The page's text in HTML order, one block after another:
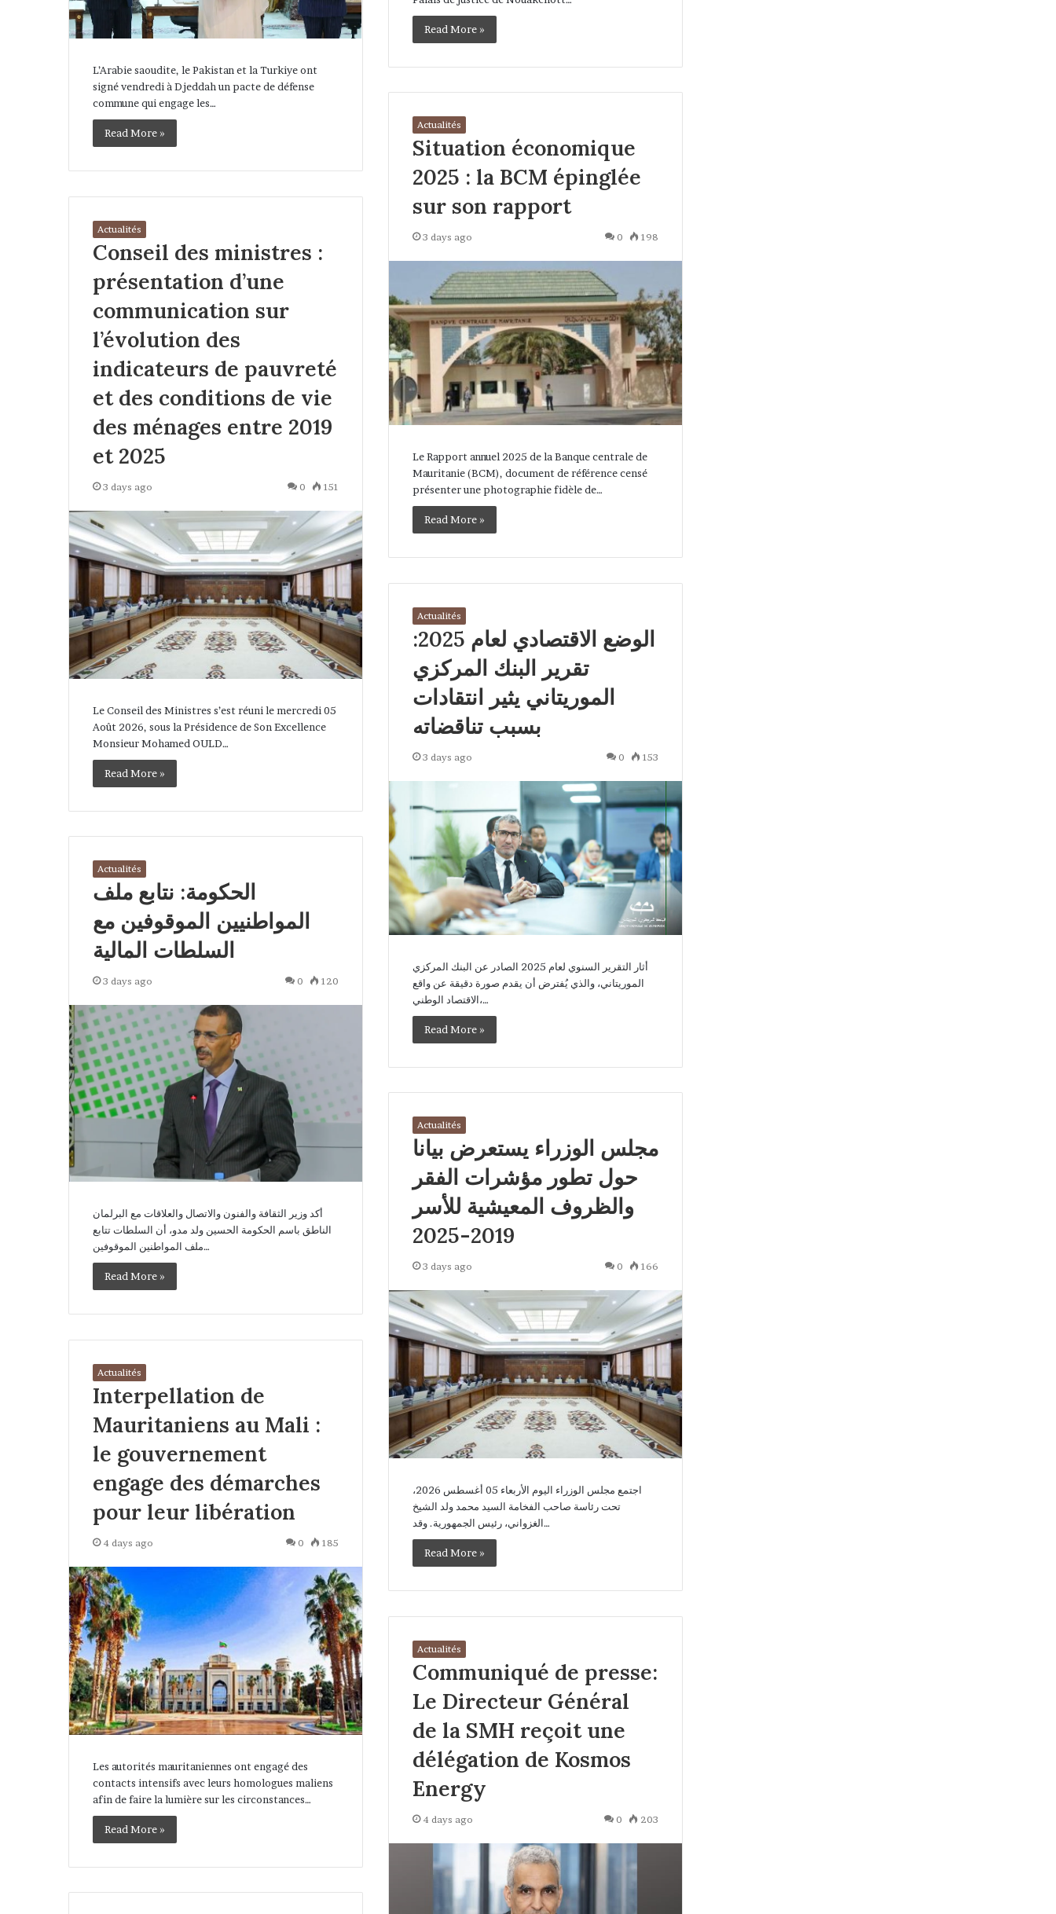
L’Arabie saoudite, le Pakistan et la Turkiye ont
signé vendredi à Djeddah un pacte de défense
commune qui engage les…
Read More »
Read More »
Actualités
Situation économique
2025 : la BCM épinglée
sur son rapport
3 days ago 0 198
Le Rapport annuel 2025 de la Banque centrale de
Mauritanie (BCM), document de référence censé
présenter une photographie fidèle de…
Read More »
Actualités
Conseil des ministres :
présentation d’une
communication sur
l’évolution des
indicateurs de pauvreté
et des conditions de vie
des ménages entre 2019
et 2025
3 days ago 0 151
Le Conseil des Ministres s’est réuni le mercredi 05
Août 2026, sous la Présidence de Son Excellence
Monsieur Mohamed OULD…
Read More »
Actualités
الوضع الاقتصادي لعام 2025:
تقرير البنك المركزي
الموريتاني يثير انتقادات
بسبب تناقضاته
3 days ago 0 153
أثار التقرير السنوي لعام 2025 الصادر عن البنك المركزي
الموريتاني، والذي يُفترض أن يقدم صورة دقيقة عن واقع
الاقتصاد الوطني،…
Read More »
Actualités
الحكومة: نتابع ملف
المواطنيين الموقوفين مع
السلطات المالية
3 days ago 0 120
أكد وزير الثقافة والفنون والاتصال والعلاقات مع البرلمان
الناطق باسم الحكومة الحسين ولد مدو، أن السلطات تتابع
ملف المواطنين الموقوفين…
Read More »
Actualités
مجلس الوزراء يستعرض بيانا
حول تطور مؤشرات الفقر
والظروف المعيشية للأسر
2019-2025
3 days ago 0 166
اجتمع مجلس الوزراء اليوم الأربعاء 05 أغسطس 2026،
تحت رئاسة صاحب الفخامة السيد محمد ولد الشيخ
الغزواني، رئيس الجمهورية. وقد…
Read More »
Actualités
Interpellation de
Mauritaniens au Mali :
le gouvernement
engage des démarches
pour leur libération
4 days ago 0 185
Les autorités mauritaniennes ont engagé des
contacts intensifs avec leurs homologues maliens
afin de faire la lumière sur les circonstances…
Read More »
Actualités
Communiqué de presse:
Le Directeur Général
de la SMH reçoit une
délégation de Kosmos
Energy
4 days ago 0 203